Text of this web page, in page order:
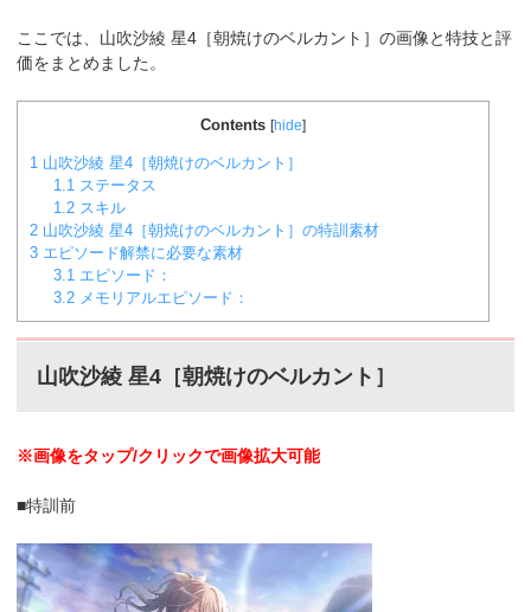
ここでは、山吹沙綾 星4［朝焼けのベルカント］の画像と特技と評
価をまとめました。
Contents [hide]
1 山吹沙綾 星4［朝焼けのベルカント］
1.1 ステータス
1.2 スキル
2 山吹沙綾 星4［朝焼けのベルカント］の特訓素材
3 エピソード解禁に必要な素材
3.1 エピソード：
3.2 メモリアルエピソード：
山吹沙綾 星4［朝焼けのベルカント］
※画像をタップ/クリックで画像拡大可能
■特訓前